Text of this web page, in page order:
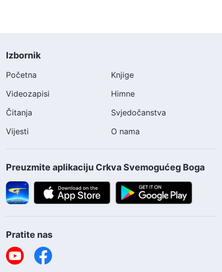
Izbornik
Početna
Knjige
Videozapisi
Himne
Čitanja
Svjedočanstva
Vijesti
O nama
Preuzmite aplikaciju Crkva Svemogućeg Boga
Pratite nas